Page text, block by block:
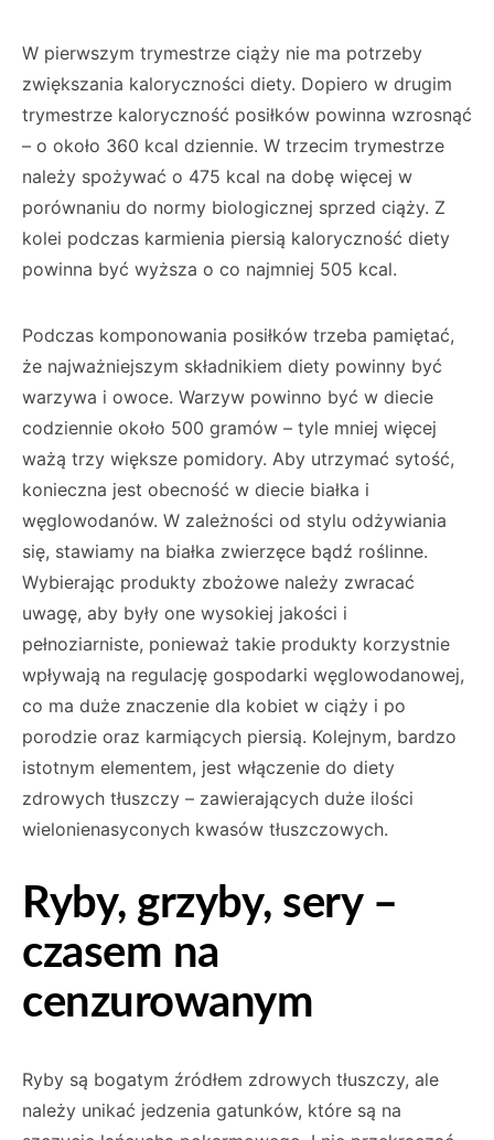
W pierwszym trymestrze ciąży nie ma potrzeby
zwiększania kaloryczności diety. Dopiero w drugim
trymestrze kaloryczność posiłków powinna wzrosnąć
– o około 360 kcal dziennie. W trzecim trymestrze
należy spożywać o 475 kcal na dobę więcej w
porównaniu do normy biologicznej sprzed ciąży. Z
kolei podczas karmienia piersią kaloryczność diety
powinna być wyższa o co najmniej 505 kcal.
Podczas komponowania posiłków trzeba pamiętać,
że najważniejszym składnikiem diety powinny być
warzywa i owoce. Warzyw powinno być w diecie
codziennie około 500 gramów – tyle mniej więcej
ważą trzy większe pomidory. Aby utrzymać sytość,
konieczna jest obecność w diecie białka i
węglowodanów. W zależności od stylu odżywiania
się, stawiamy na białka zwierzęce bądź roślinne.
Wybierając produkty zbożowe należy zwracać
uwagę, aby były one wysokiej jakości i
pełnoziarniste, ponieważ takie produkty korzystnie
wpływają na regulację gospodarki węglowodanowej,
co ma duże znaczenie dla kobiet w ciąży i po
porodzie oraz karmiących piersią. Kolejnym, bardzo
istotnym elementem, jest włączenie do diety
zdrowych tłuszczy – zawierających duże ilości
wielonienasyconych kwasów tłuszczowych.
Ryby, grzyby, sery –
czasem na
cenzurowanym
Ryby są bogatym źródłem zdrowych tłuszczy, ale
należy unikać jedzenia gatunków, które są na